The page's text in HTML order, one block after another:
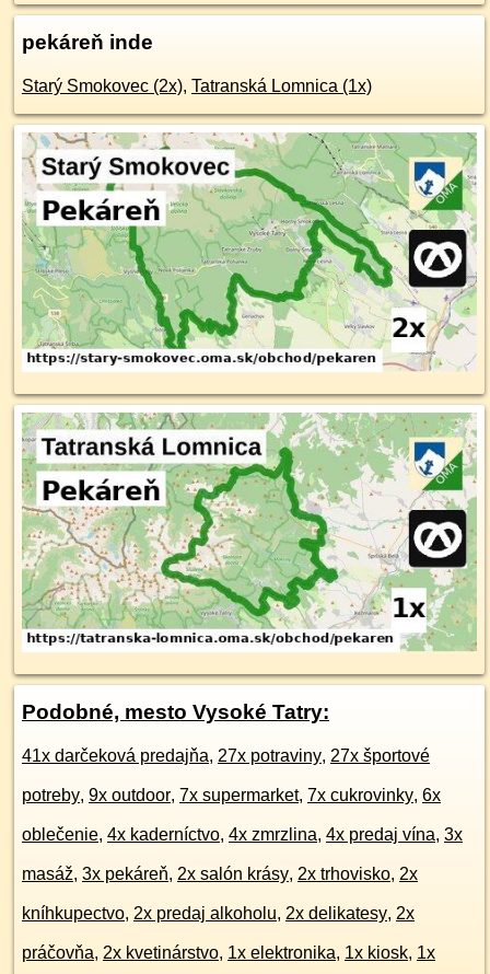
pekáreň inde
Starý Smokovec (2x), Tatranská Lomnica (1x)
Podobné, mesto Vysoké Tatry:
41x darčeková predajňa, 27x potraviny, 27x športové
potreby, 9x outdoor, 7x supermarket, 7x cukrovinky, 6x
oblečenie, 4x kaderníctvo, 4x zmrzlina, 4x predaj vína, 3x
masáž, 3x pekáreň, 2x salón krásy, 2x trhovisko, 2x
kníhkupectvo, 2x predaj alkoholu, 2x delikatesy, 2x
práčovňa, 2x kvetinárstvo, 1x elektronika, 1x kiosk, 1x